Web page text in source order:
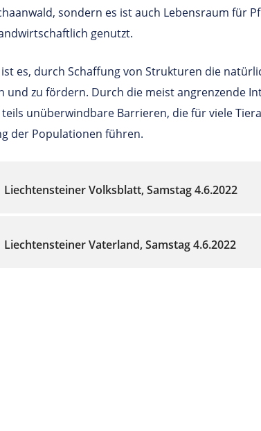
sondern es ist auch Lebensraum für
genutzt.
ist es, durch Schaffung von Strukturen die
und zu fördern. Durch die meist angrenzende
unüberwindbare Barrieren, die für viele
der Populationen führen.
Liechtensteiner Volksblatt, Samstag 4.6.2022
Liechtensteiner Vaterland, Samstag 4.6.2022